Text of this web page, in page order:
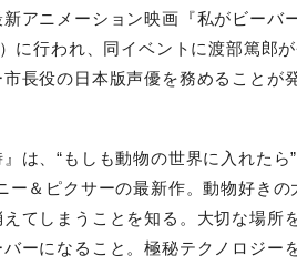
アニメーション映画『私がビーバ
に行われ、同イベントに渡部篤郎
長役の日本版声優を務めることが
』は、“もしも動物の世界に入れたら
ー＆ピクサーの最新作。動物好き
てしまうことを知る。大切な場所
ーになること。極秘テクノロジー